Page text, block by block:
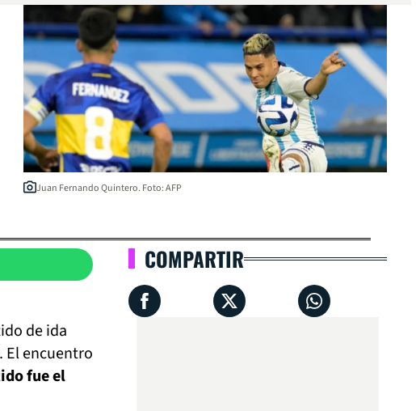
Juan Fernando Quintero. Foto: AFP
de ida
El encuentro
fue el
COMPARTIR